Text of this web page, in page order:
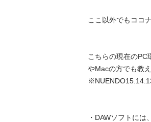
ここ以外でもココ
こちらの現在の
やMacの方でも教
・DAWソフトに